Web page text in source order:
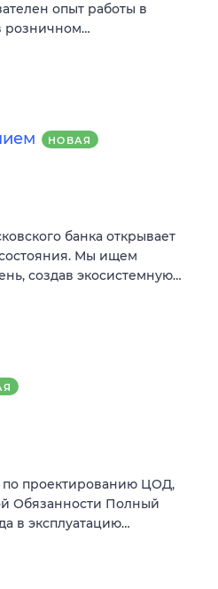
опыт работы в
розничном…
НОВАЯ
банка открывает
Мы ищем
создав экосистемную…
по проектированию ЦОД,
Обязанности Полный
в эксплуатацию…